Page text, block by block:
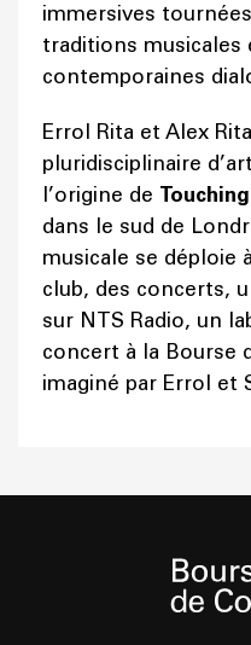
immersives
traditions musicales
contemporaines
Errol Rita et Alex
pluridisciplinaire
l’origine de
dans le sud de
musicale se déploie
club, des concerts,
sur NTS Radio, un
concert à la Bourse
imaginé par Errol et